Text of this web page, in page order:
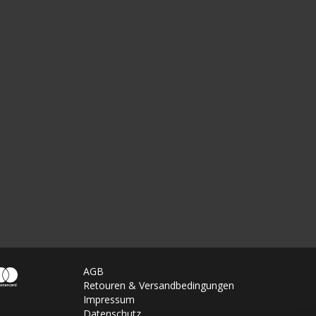
AGB
Retouren & Versandbedingungen
Impressum
Datenschutz